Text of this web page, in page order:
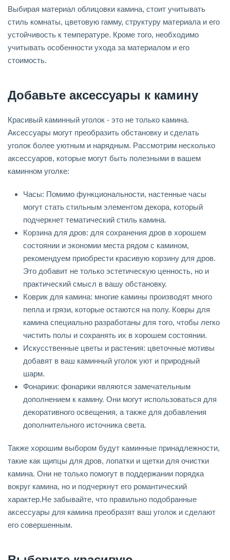
Выбирая материал облицовки камина, стоит учитывать
стиль комнаты, цветовую гамму, структуру материала и его
устойчивость к температуре. Кроме того, необходимо
учитывать особенности ухода за материалом и его
стоимость.
Добавьте аксессуары к камину
Красивый каминный уголок - это не только камина.
Аксессуары могут преобразить обстановку и сделать
уголок более уютным и нарядным. Рассмотрим несколько
аксессуаров, которые могут быть полезными в вашем
каминном уголке:
Часы: Помимо функциональности, настенные часы
могут стать стильным элементом декора, который
подчеркнет тематический стиль камина.
Корзина для дров: для сохранения дров в хорошем
состоянии и экономии места рядом с камином,
рекомендуем приобрести красивую корзину для дров.
Это добавит не только эстетическую ценность, но и
практический смысл в вашу обстановку.
Коврик для камина: многие камины производят много
пепла и грязи, которые остаются на полу. Ковры для
камина специально разработаны для того, чтобы легко
чистить полы и сохранять их в хорошем состоянии.
Искусственные цветы и растения: цветочные мотивы
добавят в ваш каминный уголок уют и природный
шарм.
Фонарики: фонарики являются замечательным
дополнением к камину. Они могут использоваться для
декоративного освещения, а также для добавления
дополнительного источника света.
Также хорошим выбором будут каминные принадлежности,
такие как щипцы для дров, лопатки и щетки для очистки
камина. Они не только помогут в поддержании порядка
вокруг камина, но и подчеркнут его романтический
характер.Не забывайте, что правильно подобранные
аксессуары для камина преобразят ваш уголок и сделают
его совершенным.